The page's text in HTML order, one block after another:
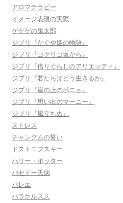
アロマテラピー
イメージ表現の実際
ゲゲゲの鬼太郎
ジブリ『かぐや姫の物語』
ジブリ『コクリコ坂から』
ジブリ『借りぐらしのアリエッティ』
ジブリ『君たちはどう生きるか』
ジブリ『崖の上のポニョ』
ジブリ『思い出のマーニー』
ジブリ『風立ちぬ』
ストレス
チャングムの誓い
ドストエフスキー
ハリー・ポッター
バセドー氏病
バレエ
パラケルスス